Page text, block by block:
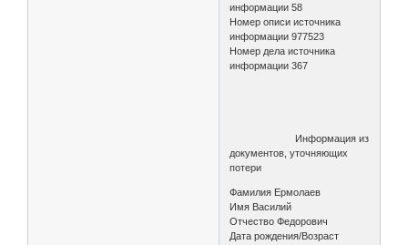
информации 58
Номер описи источника
информации 977523
Номер дела источника
информации 367
Информация из
документов, уточняющих
потери
Фамилия Ермолаев
Имя Василий
Отчество Федорович
Дата рождения/Возраст